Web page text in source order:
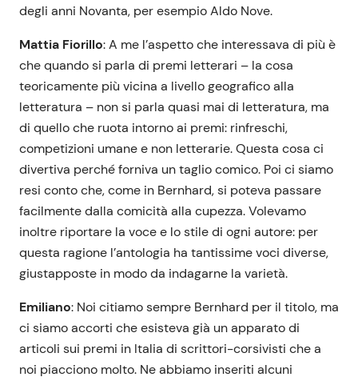
degli anni Novanta, per esempio Aldo Nove.
Mattia Fiorillo: A me l’aspetto che interessava di più è
che quando si parla di premi letterari – la cosa
teoricamente più vicina a livello geografico alla
letteratura – non si parla quasi mai di letteratura, ma
di quello che ruota intorno ai premi: rinfreschi,
competizioni umane e non letterarie. Questa cosa ci
divertiva perché forniva un taglio comico. Poi ci siamo
resi conto che, come in Bernhard, si poteva passare
facilmente dalla comicità alla cupezza. Volevamo
inoltre riportare la voce e lo stile di ogni autore: per
questa ragione l’antologia ha tantissime voci diverse,
giustapposte in modo da indagarne la varietà.
Emiliano: Noi citiamo sempre Bernhard per il titolo, ma
ci siamo accorti che esisteva già un apparato di
articoli sui premi in Italia di scrittori-corsivisti che a
noi piacciono molto. Ne abbiamo inseriti alcuni